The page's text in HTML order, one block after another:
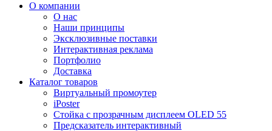
О компании
О нас
Наши принципы
Эксклюзивные поставки
Интерактивная реклама
Портфолио
Доставка
Каталог товаров
Виртуальный промоутер
iPoster
Стойка с прозрачным дисплеем OLED 55
Предсказатель интерактивный